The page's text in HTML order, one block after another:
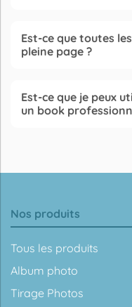
Est-ce que toutes
pleine page ?
Est-ce que je peux
un book
Nos produits
Tous les produits
Album photo
Tirage Photos